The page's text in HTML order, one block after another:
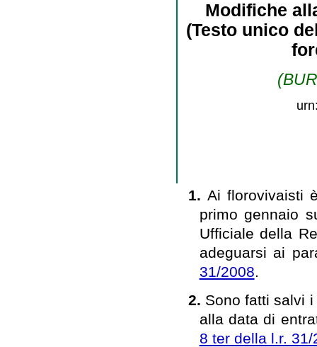
Modifiche
(Testo unico
1.Ai florovivaisti
primo gennaio
Ufficiale della
adeguarsi ai
31/2008.
2. Sono fatti salvi
alla data di
8 ter della l.r. 31/